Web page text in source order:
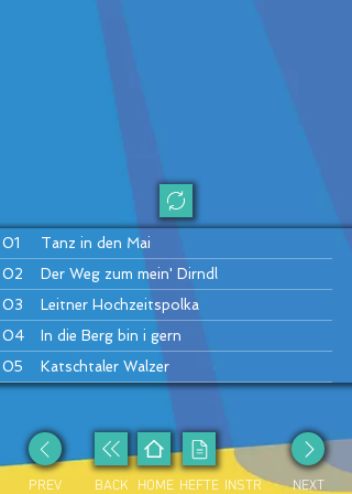
01
Tanz in den Mai
02
Der Weg zum mein' Dirndl
03
Leitner Hochzeitspolka
04
In die Berg bin i gern
05
Katschtaler Walzer
Da kloa Sumberger Bauer
08
Es hallt und knallt im Gamsgebirg
Kainachtaler Walzer
PREV HEFTE
BACK INSTR
HOME NEXT